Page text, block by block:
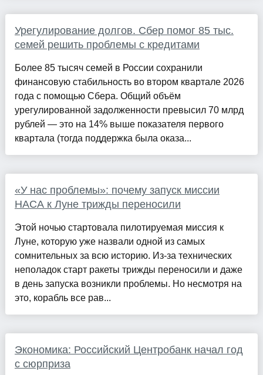
Урегулирование долгов. Сбер помог 85 тыс.
семей решить проблемы с кредитами
Более 85 тысяч семей в России сохранили
финансовую стабильность во втором квартале 2026
года с помощью Сбера. Общий объём
урегулированной задолженности превысил 70 млрд
рублей — это на 14% выше показателя первого
квартала (тогда поддержка была оказа...
«У нас проблемы»: почему запуск миссии
НАСА к Луне трижды переносили
Этой ночью стартовала пилотируемая миссия к
Луне, которую уже назвали одной из самых
сомнительных за всю историю. Из-за технических
неполадок старт ракеты трижды переносили и даже
в день запуска возникли проблемы. Но несмотря на
это, корабль все рав...
Экономика: Российский Центробанк начал год
с сюрприза